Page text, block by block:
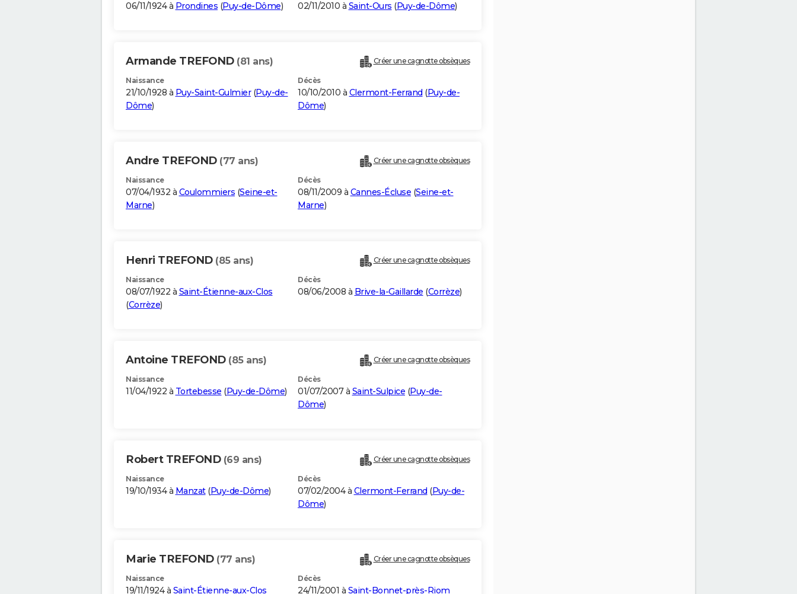
06/11/1924 à Prondines (Puy-de-Dôme) 02/11/2010 à Saint-Ours (Puy-de-Dôme)
Armande TREFOND (81 ans) Créer une cagnotte obsèques
Naissance
21/10/1928 à Puy-Saint-Gulmier(Puy-de-
Dôme)
Décès
10/10/2010 à Clermont-Ferrand (Puy-de-
Dôme)
Andre TREFOND (77 ans) Créer une cagnotte obsèques
Naissance
07/04/1932 à Coulommiers (Seine-et-
Marne)
Décès
08/11/2009 à Cannes-Écluse (Seine-et-
Marne)
Henri TREFOND (85 ans) Créer une cagnotte obsèques
Naissance
08/07/1922 à Saint-Étienne-aux-Clos
(Corrèze)
Décès
08/06/2008 à Brive-la-Gaillarde (Corrèze)
Antoine TREFOND (85 ans) Créer une cagnotte obsèques
Naissance
11/04/1922 à Tortebesse (Puy-de-Dôme)
Décès
01/07/2007 à Saint-Sulpice (Puy-de-
Dôme)
Robert TREFOND (69 ans) Créer une cagnotte obsèques
Naissance
19/10/1934 à Manzat(Puy-de-Dôme)
Décès
07/02/2004 à Clermont-Ferrand (Puy-de-
Dôme)
Marie TREFOND (77 ans) Créer une cagnotte obsèques
Naissance
19/11/1924 à Saint-Étienne-aux-Clos
Décès
24/11/2001 à Saint-Bonnet-près-Riom